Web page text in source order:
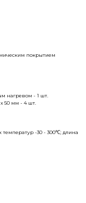
покрытием
нагревом - 1 шт.
50 мм - 4 шт.
температур -30 - 300℃; длина